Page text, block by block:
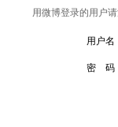
用微博登录的用户
用户名
密 码